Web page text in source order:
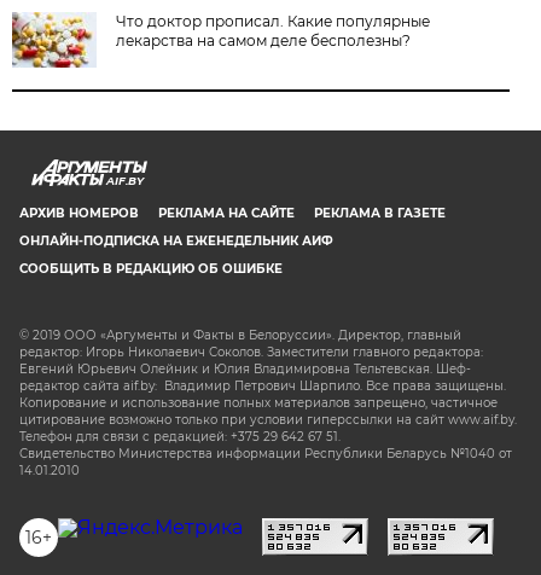
Что доктор прописал. Какие популярные
лекарства на самом деле бесполезны?
AIF.BY
АРХИВ НОМЕРОВ РЕКЛАМА НА САЙТЕ
РЕКЛАМА В ГАЗЕТЕ
ОНЛАЙН-ПОДПИСКА НА ЕЖЕНЕДЕЛЬНИК АИФ
СООБЩИТЬ В РЕДАКЦИЮ ОБ ОШИБКЕ
© 2019 ООО «Аргументы и Факты в Белоруссии». Директор, главный
редактор: Игорь Николаевич Соколов. Заместители главного редактора:
Евгений Юрьевич Олейник и Юлия Владимировна Тельтевская. Шеф-
редактор сайта aif.by: Владимир Петрович Шарпило. Все права защищены.
Копирование и использование полных материалов запрещено, частичное
цитирование возможно только при условии гиперссылки на сайт www.aif.by.
Телефон для связи с редакцией: +375 29 642 67 51.
Свидетельство Министерства информации Республики Беларусь №1040 от
14.01.2010
16+